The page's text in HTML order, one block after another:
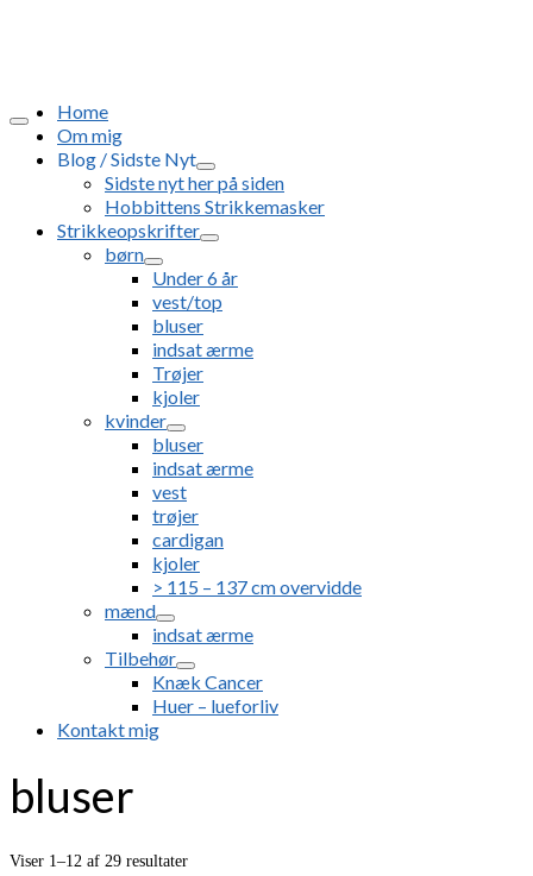
Home
Om mig
Blog / Sidste Nyt
Sidste nyt her på siden
Hobbittens Strikkemasker
Strikkeopskrifter
børn
Under 6 år
vest/top
bluser
indsat ærme
Trøjer
kjoler
kvinder
bluser
indsat ærme
vest
trøjer
cardigan
kjoler
> 115 – 137 cm overvidde
mænd
indsat ærme
Tilbehør
Knæk Cancer
Huer – lueforliv
Kontakt mig
bluser
Viser 1–12 af 29 resultaterSorteret